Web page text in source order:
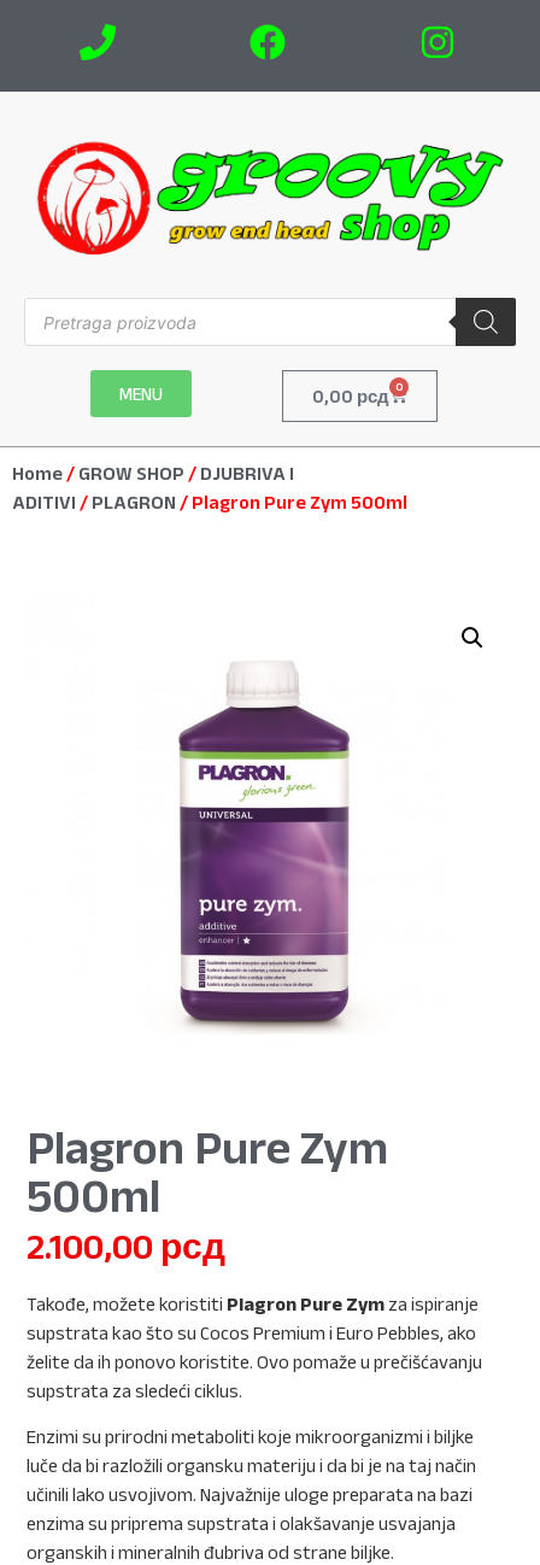
MENU 0,00 рсд 0
Home / GROW SHOP / DJUBRIVA I
ADITIVI / PLAGRON / Plagron Pure Zym 500ml
Plagron Pure Zym
500ml
2.100,00 рсд
Takođe, možete koristiti Plagron Pure Zym za ispiranje
supstrata kao što su Cocos Premium i Euro Pebbles, ako
želite da ih ponovo koristite. Ovo pomaže u prečišćavanju
supstrata za sledeći ciklus.
Enzimi su prirodni metaboliti koje mikroorganizmi i biljke
luče da bi razložili organsku materiju i da bi je na taj način
učinili lako usvojivom. Najvažnije uloge preparata na bazi
enzima su priprema supstrata i olakšavanje usvajanja
organskih i mineralnih đubriva od strane biljke.